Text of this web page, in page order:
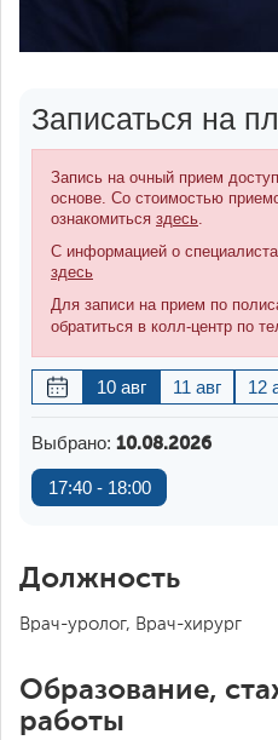
Записаться на
Запись на очный прием
основе. Со стоимостью
ознакомиться здесь.
С информацией о
здесь
Для записи на прием по
обратиться в колл-центр по
10 авг 11 авг 12
Выбрано: 10.08.2026
17:40 - 18:00
Должность
Врач-уролог, Врач-хирург
Образование,
работы